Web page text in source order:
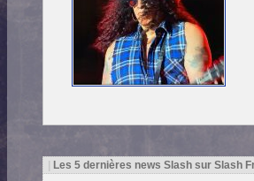
Les 5 dernières news Slash sur Slash